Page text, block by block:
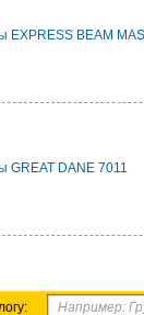
EXPRESS BEAM
GREAT DANE 7011